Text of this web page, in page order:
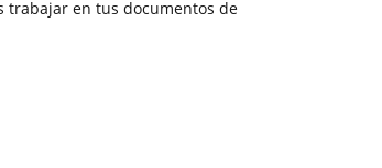
trabajar en tus documentos de